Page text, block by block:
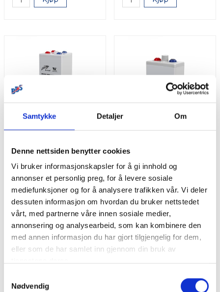
Samtykke Detaljer Om
Denne nettsiden benytter cookies
Vi bruker informasjonskapsler for å gi innhold og
annonser et personlig preg, for å levere sosiale
mediefunksjoner og for å analysere trafikken vår. Vi deler
dessuten informasjon om hvordan du bruker nettstedet
vårt, med partnerne våre innen sosiale medier,
annonsering og analysearbeid, som kan kombinere den
med annen informasjon du har gjort tilgjengelig for dem,
eller som de har samlet inn gjennom din bruk av
Nødvendig
RITAR OPzV Serien GEL
Batteri 2V 1000Ah
Produktnr. OPzV2-1000
Pris
kr 9 813 /stk
Bestillingsvare
Kjøp
RITAR OPzV Serien GEL
Batteri 2V 200Ah
Produktnr.OPzV2-200
Pris
kr 2 538 /stk
På lager
Kjøp